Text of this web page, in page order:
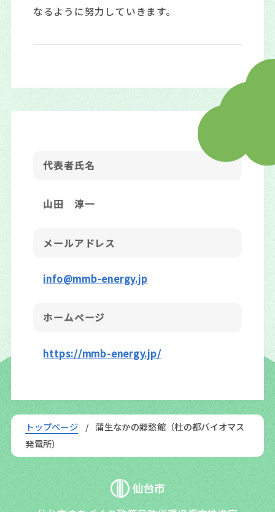
なるように努力していきます。
代表者氏名
山田 淳一
メールアドレス
info@mmb-energy.jp
ホームページ
https://mmb-energy.jp/
トップページ
蒲生なかの郷愁館（杜の都バイオマス
発電所）